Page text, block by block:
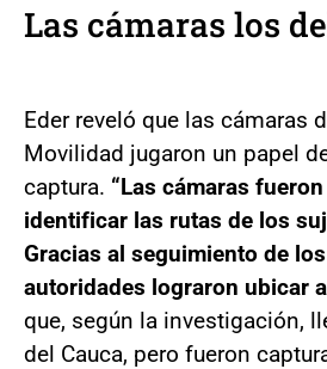
Las cámaras los
Eder reveló que las cámaras
Movilidad jugaron un papel
captura. “Las cámaras
identificar las rutas de los
Gracias al seguimiento de
autoridades lograron ubicar
que, según la investigación,
del Cauca, pero fueron